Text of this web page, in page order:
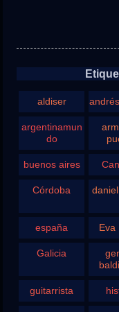
aldiser
argentinamun
do
buenos aires
Córdoba
españa Eva
Galicia
guitarrista